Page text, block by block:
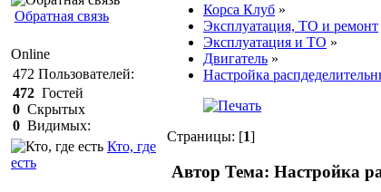
Обратная связь
Online
472 Пользователей:
472 Гостей
0 Скрытых
0 Видимых:
Кто, где
есть
Корса Клуб »
Эксплуатация, ТО и ремонт
Эксплуатация и ТО »
Двигатель »
Настройка
Страницы: [1]
Автор Тема: Настройка